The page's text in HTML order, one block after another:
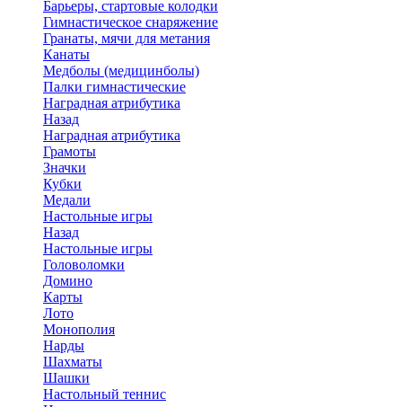
Барьеры, стартовые колодки
Гимнастическое снаряжение
Гранаты, мячи для метания
Канаты
Медболы (медицинболы)
Палки гимнастические
Наградная атрибутика
Назад
Наградная атрибутика
Грамоты
Значки
Кубки
Медали
Настольные игры
Назад
Настольные игры
Головоломки
Домино
Карты
Лото
Монополия
Нарды
Шахматы
Шашки
Настольный теннис